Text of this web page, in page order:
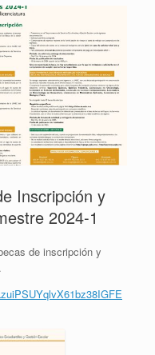
Inscripción y
2024-1
de inscripción y